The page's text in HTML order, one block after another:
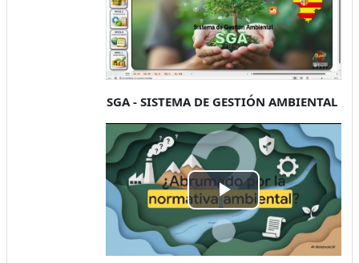
SGA - SISTEMA DE GESTIÓN AMBIENTAL
Відтворити
відео